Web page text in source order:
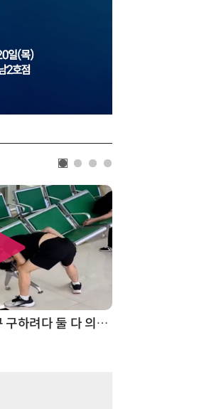
진정한 우정?…친구 구하려다 둘 다 의자 틈에 목이 낀 순간